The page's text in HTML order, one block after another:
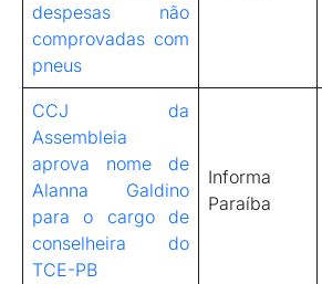
despesas não
comprovadas com
pneus
CCJ da
Assembleia
aprova nome de
Alanna Galdino
para o cargo de
conselheira do
TCE-PB
Informa
Paraíba